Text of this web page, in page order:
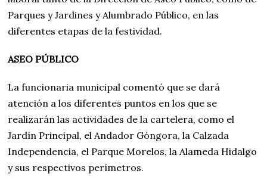
Parques y Jardines y Alumbrado Público, en las
diferentes etapas de la festividad.
ASEO PÚBLICO
La funcionaria municipal comentó que se dará
atención a los diferentes puntos en los que se
realizarán las actividades de la cartelera, como el
Jardín Principal, el Andador Góngora, la Calzada
Independencia, el Parque Morelos, la Alameda Hidalgo
y sus respectivos perímetros.